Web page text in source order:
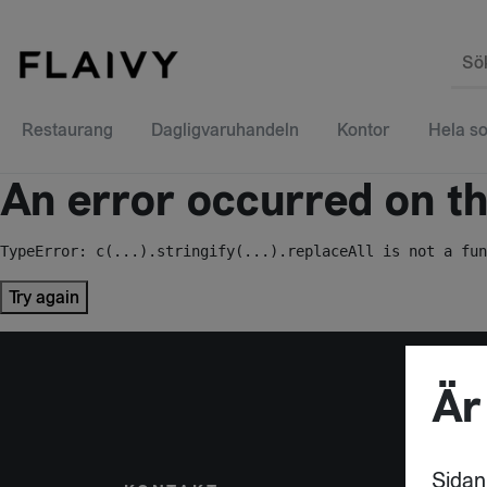
Restaurang Dagligvaruhandeln Kontor Hela
An error occurred on
TypeError: c(...).stringify(...).replaceAll is not a
Try again